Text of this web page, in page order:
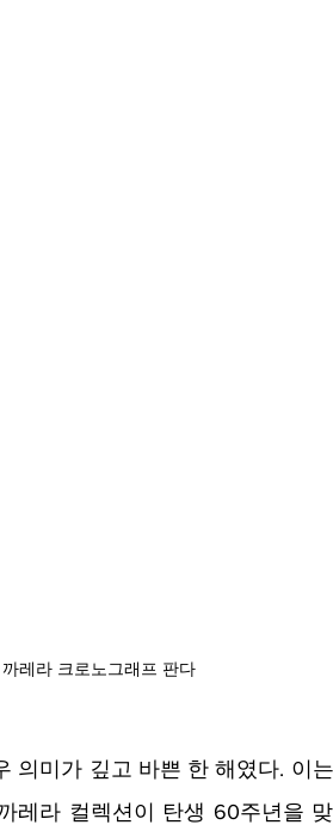
레라 크로노그래프 판다
의미가 깊고 바쁜 한 해였다. 이
레라 컬렉션이 탄생 60주년을